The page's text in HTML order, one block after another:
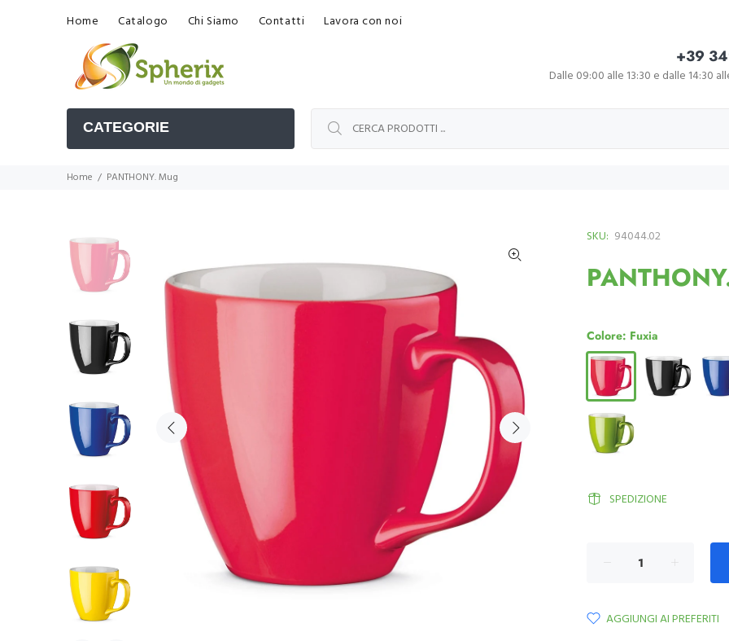
Home Catalogo Chi Siamo Contatti Lavora con noi
+39
Dalle 09:00 alle 13:30 e dalle 14:30
CATEGORIE
Home PANTHONY. Mug
SKU: 94044.02
Colore: Fuxia
SPEDIZIONE
AGGIUNGI AI PREFERITI